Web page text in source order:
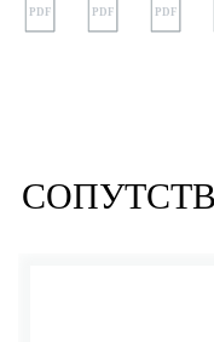
PDF PDF PDF